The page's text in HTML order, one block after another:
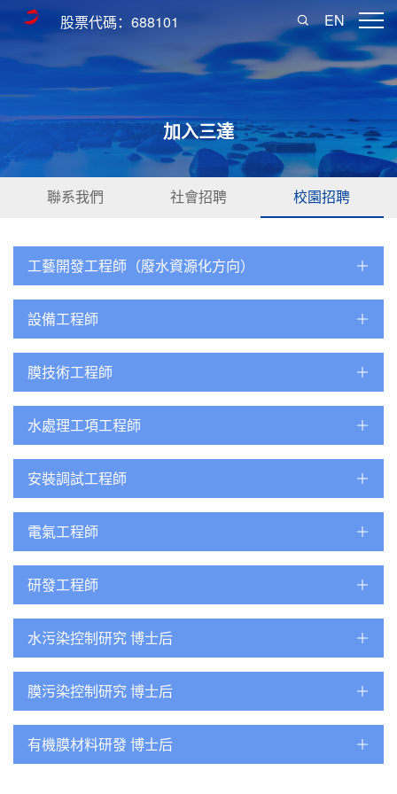
股票代碼：688101 EN
加入三達
聯系我們 社會招聘 校園招聘
工藝開發工程師（廢水資源化方向）
設備工程師
膜技術工程師
水處理工項工程師
安裝調試工程師
電氣工程師
研發工程師
水污染控制研究 博士后
膜污染控制研究 博士后
有機膜材料研發 博士后